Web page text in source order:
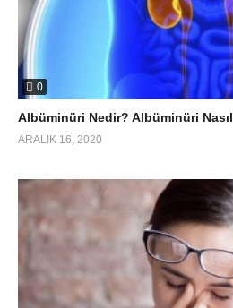
0
Albüminüri Nedir? Albüminüri
ARALIK 16, 2020